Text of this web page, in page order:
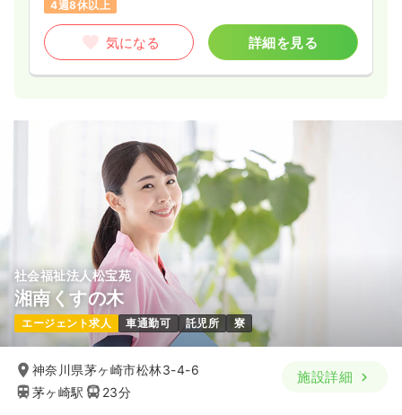
4週8休以上
気になる 詳細を見る
社会福祉法人松宝苑
湘南くすの木
エージェント求人 車通勤可 託児所 寮
神奈川県茅ヶ崎市松林3-4-6
茅ヶ崎駅
23分
施設詳細